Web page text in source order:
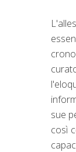
sue
così